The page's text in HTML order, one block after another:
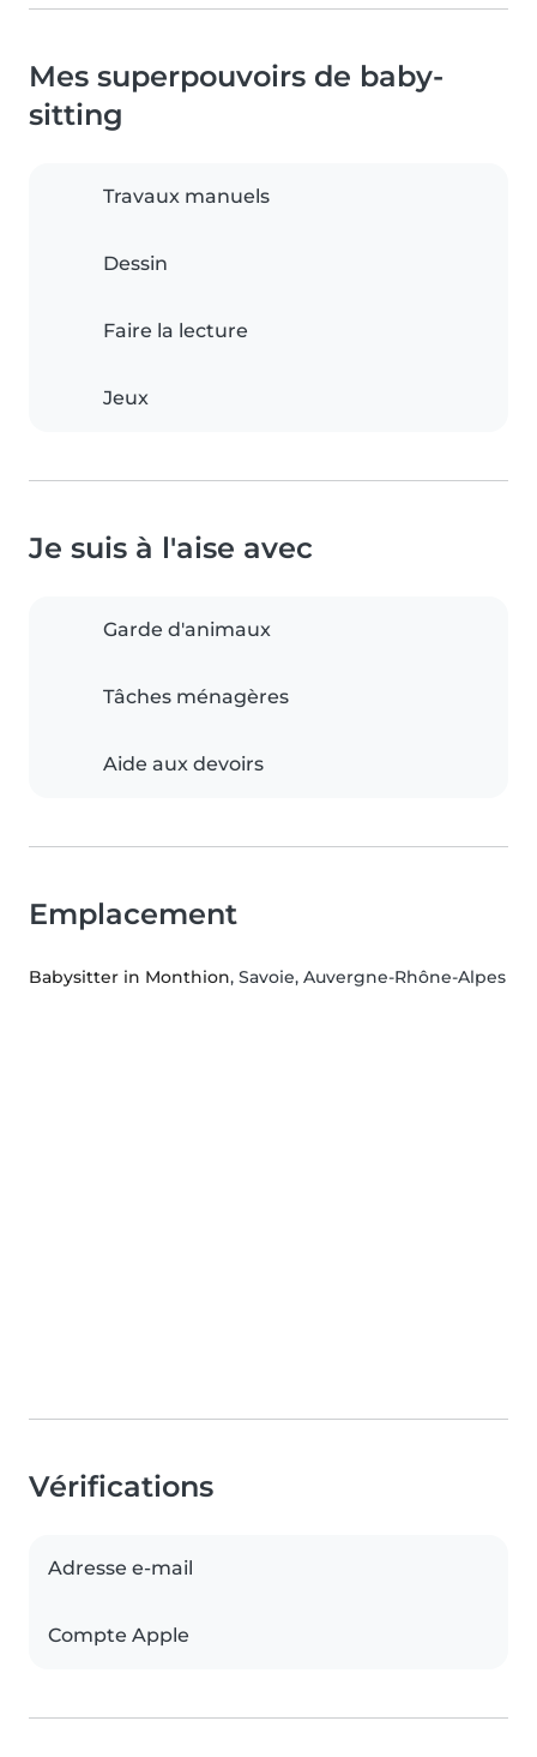
Mes superpouvoirs de baby-
sitting
Travaux manuels
Dessin
Faire la lecture
Jeux
Je suis à l'aise avec
Garde d'animaux
Tâches ménagères
Aide aux devoirs
Emplacement
Babysitter in Monthion, Savoie, Auvergne-Rhône-Alpes
Vérifications
Adresse e-mail
Compte Apple